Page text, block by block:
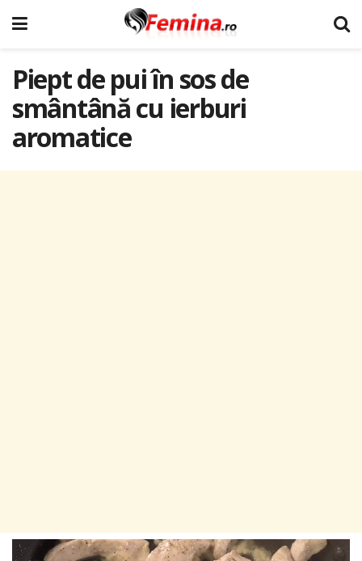
Piept de pui în sos de
smântână cu ierburi
aromatice
Player